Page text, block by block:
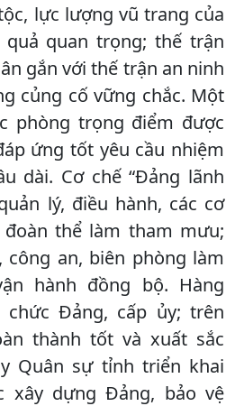
lực lượng vũ trang của
quan trọng; thế trận
gắn với thế trận an ninh
củng cố vững chắc. Một
phòng trọng điểm được
ứng tốt yêu cầu nhiệm
dài. Cơ chế “Đảng lãnh
lý, điều hành, các cơ
đoàn thể làm tham mưu;
an, biên phòng làm
hành đồng bộ. Hàng
Đảng, cấp ủy; trên
thành tốt và xuất sắc
Quân sự tỉnh triển khai
xây dựng Đảng, bảo vệ